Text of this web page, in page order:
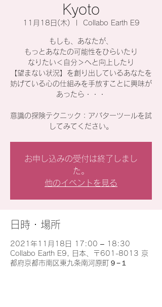
Kyoto
11月18日(木) Collabo Earth E9
もしも、あなたが、
もっとあなたの可能性をひらいたり
なりたい＜自分＞へと向上したり
【望まない状況】を創り出しているあなたを
妨げている心の仕組みを手放すことに興味が
あったら・・・
意識の探険テクニック：アバターツールを試
してみてください。
お申し込みの受付は終了しまし
た。
他のイベントを見る
日時・場所
2021年11月18日 17:00 – 18:30
Collabo Earth E9, 日本、〒601-8013 京
都府京都市南区東九条南河原町９−１